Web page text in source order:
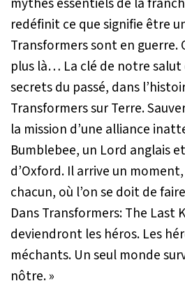
redéfinit ce que signifie être
Transformers sont en guerre.
plus là… La clé de notre salut
secrets du passé, dans
Transformers sur Terre.
la mission d’une alliance
Bumblebee, un Lord anglais
d’Oxford. Il arrive un
chacun, où l’on se doit de
Dans Transformers: The Last
deviendront les héros. Les
méchants. Un seul monde
nôtre. »